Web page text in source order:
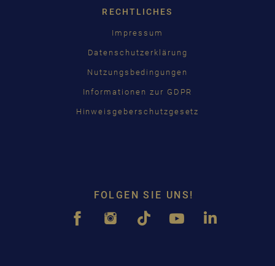
RECHTLICHES
Impressum
Datenschutzerklärung
Nutzungsbedingungen
Informationen zur GDPR
Hinweisgeberschutzgesetz
FOLGEN SIE UNS!